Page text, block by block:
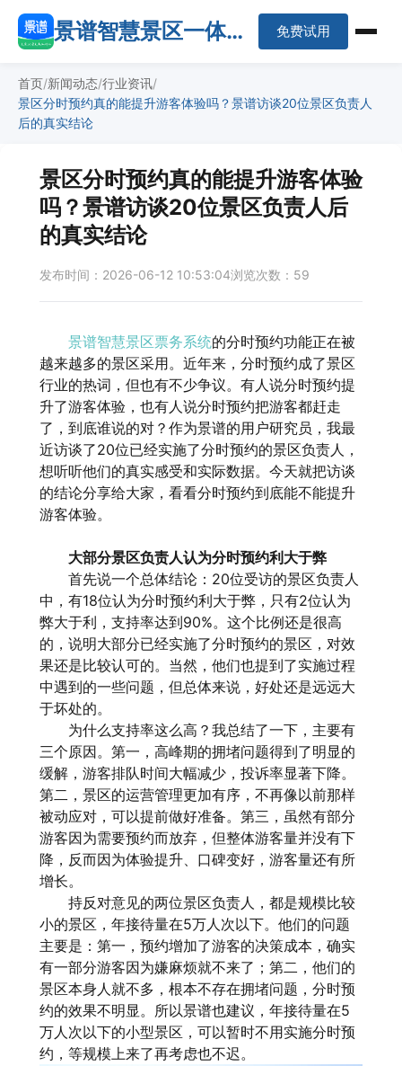
景谱智慧景区一体化
免费试用
首页 新闻动态 行业资讯
景区分时预约真的能提升游客体验吗？景谱访谈20位景区负责人
后的真实结论
景区分时预约真的能提升游客体验
吗？景谱访谈20位景区负责人后
的真实结论
发布时间：2026-06-12 10:53:04浏览次数：59
景谱智慧景区票务系统的分时预约功能正在被
越来越多的景区采用。近年来，分时预约成了景区
行业的热词，但也有不少争议。有人说分时预约提
升了游客体验，也有人说分时预约把游客都赶走
了，到底谁说的对？作为景谱的用户研究员，我最
近访谈了20位已经实施了分时预约的景区负责人，
想听听他们的真实感受和实际数据。今天就把访谈
的结论分享给大家，看看分时预约到底能不能提升
游客体验。
大部分景区负责人认为分时预约利大于弊
首先说一个总体结论：20位受访的景区负责人
中，有18位认为分时预约利大于弊，只有2位认为
弊大于利，支持率达到90%。这个比例还是很高
的，说明大部分已经实施了分时预约的景区，对效
果还是比较认可的。当然，他们也提到了实施过程
中遇到的一些问题，但总体来说，好处还是远远大
于坏处的。
为什么支持率这么高？我总结了一下，主要有
三个原因。第一，高峰期的拥堵问题得到了明显的
缓解，游客排队时间大幅减少，投诉率显著下降。
第二，景区的运营管理更加有序，不再像以前那样
被动应对，可以提前做好准备。第三，虽然有部分
游客因为需要预约而放弃，但整体游客量并没有下
降，反而因为体验提升、口碑变好，游客量还有所
增长。
持反对意见的两位景区负责人，都是规模比较
小的景区，年接待量在5万人次以下。他们的问题
主要是：第一，预约增加了游客的决策成本，确实
有一部分游客因为嫌麻烦就不来了；第二，他们的
景区本身人就不多，根本不存在拥堵问题，分时预
约的效果不明显。所以景谱也建议，年接待量在5
万人次以下的小型景区，可以暂时不用实施分时预
约，等规模上来了再考虑也不迟。